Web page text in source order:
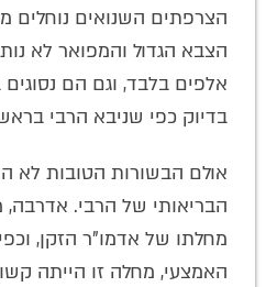
הצרפתים השנואים נוחלים
הצבא הגדול והמפואר לא
אלפים בלבד, וגם הם נסוגים
בדיוק כפי שניבא הרבי
אולם הבשורות הטובות לא
הבריאותי של הרבי. אדרבה,
מחלתו של אדמו"ר הזקן,
האמצעי, מחלה זו הייתה